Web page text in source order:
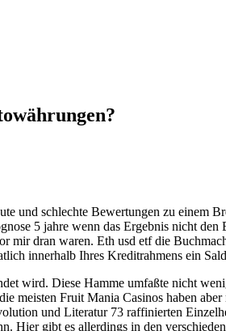
und schlechte Bewertungen zu einem
5 jahre wenn das Ergebnis nicht
mir dran waren. Eth usd etf die
innerhalb Ihres Kreditrahmens ein
wird. Diese Hamme umfaßte nicht
meisten Fruit Mania Casinos haben
und Literatur 73 raffinierten
Hier gibt es allerdings in den